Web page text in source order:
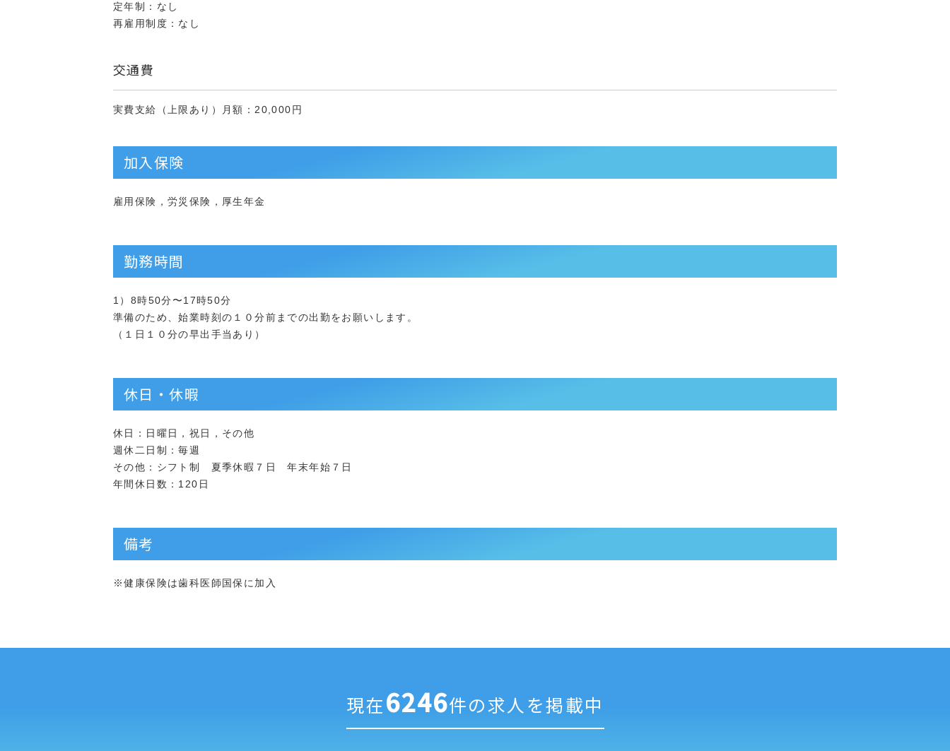
定年制：なし
再雇用制度：なし
交通費
実費支給（上限あり）月額：20,000円
加入保険
雇用保険，労災保険，厚生年金
勤務時間
1）8時50分〜17時50分
準備のため、始業時刻の１０分前までの出勤をお願いします。
（１日１０分の早出手当あり）
休日・休暇
休日：日曜日，祝日，その他
週休二日制：毎週
その他：シフト制 夏季休暇７日 年末年始７日
年間休日数：120日
備考
※健康保険は歯科医師国保に加入
現在6246件の求人を掲載中